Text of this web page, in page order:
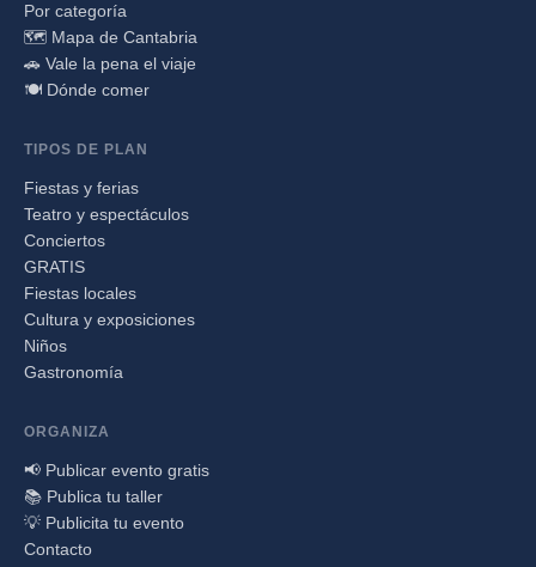
Por categoría
🗺️ Mapa de Cantabria
🚗 Vale la pena el viaje
🍽️ Dónde comer
TIPOS DE PLAN
Fiestas y ferias
Teatro y espectáculos
Conciertos
GRATIS
Fiestas locales
Cultura y exposiciones
Niños
Gastronomía
ORGANIZA
📢 Publicar evento gratis
📚 Publica tu taller
💡 Publicita tu evento
Contacto